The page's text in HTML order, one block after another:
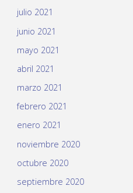
julio 2021
junio 2021
mayo 2021
abril 2021
marzo 2021
febrero 2021
enero 2021
noviembre 2020
octubre 2020
septiembre 2020